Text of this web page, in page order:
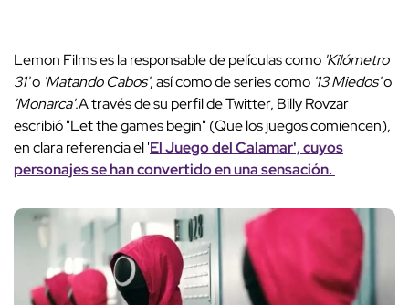
Lemon Films es la responsable de películas como 'Kilómetro
31'o 'Matando Cabos', así como de series como '13 Miedos'o
'Monarca'.A través de su perfil de Twitter, Billy Rovzar
escribió "Let the games begin" (Que los juegos comiencen),
en clara referencia el 'El Juego del Calamar', cuyos
personajes se han convertido en una sensación.